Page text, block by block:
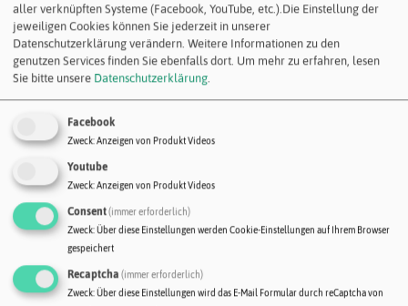
Produkteigenschaften
Exzellente Haftung auf fast allen Oberflächen mit
entsprechender Grundierung
Lösemittelfrei, daher im Innenbereich einsetzbar
Einsetzbar bei Betriebstemperaturen von -40°C bis +90°C
Hohe chemische Resistenzen
Aussergewöhnliche mechanische Eigenschaften, hohe
Völlig ungiftig nach Aushärtung:Zur Abdichtung von
Trinkwassertanks geeignet
Zertifizierung
aller verknüpften Systeme (Facebook, YouTube, etc.).Die Einstellung der
jeweiligen Cookies können Sie jederzeit in unserer
Datenschutzerklärung verändern. Weitere Informationen zu den
genutzen Services finden Sie ebenfalls dort. Um mehr zu erfahren, lesen
Sie bitte unsere Datenschutzerklärung.
Facebook
Zweck:Anzeigen von Produkt Videos
Youtube
Zweck:Anzeigen von Produkt Videos
Consent(immer erforderlich)
Zweck:Über diese Einstellungen werden Cookie-Einstellungen auf Ihrem Browser
gespeichert
Recaptcha (immer erforderlich)
Zweck:Über diese Einstellungen wird das E-Mail Formular durch reCaptcha von